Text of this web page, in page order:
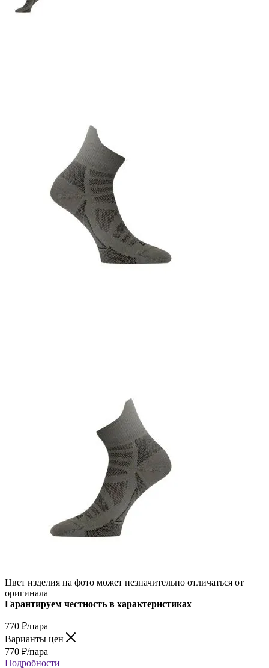
Цвет изделия на фото может незначительно отличаться от
оригинала
Гарантируем честность в характеристиках
770 ₽/пара
Варианты цен
770 ₽/пара
Подробности